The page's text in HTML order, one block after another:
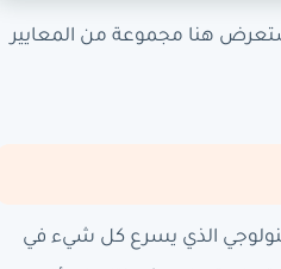
هنا مجموعة من المعايير
الذي يسرع كل شيء في